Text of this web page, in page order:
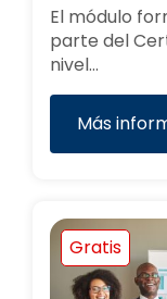
El módulo
parte del
nivel…
Más
Gratis